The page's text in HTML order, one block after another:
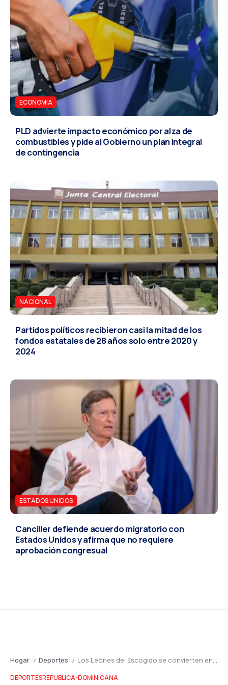
ECONOMIA
PLD advierte impacto económico por alza de
combustibles y pide al Gobierno un plan integral
de contingencia
NACIONAL
Partidos políticos recibieron casi la mitad de los
fondos estatales de 28 años solo entre 2020 y
2024
ESTADOS UNIDOS
Canciller defiende acuerdo migratorio con
Estados Unidos y afirma que no requiere
aprobación congresual
Hogar / Deportes / Los Leones del Escogido se convierten en bicampeones del Beisbol Invernal 2025-2026
DEPORTESREPUBLICA-DOMINICANA